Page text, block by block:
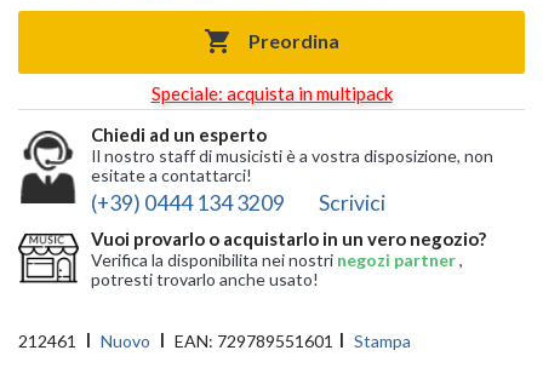
 Preordina
Speciale: acquista in multipack
Chiedi ad un esperto
Il nostro staff di musicisti è a vostra disposizione, non
esitate a contattarci!
(+39) 0444 134 3209 Scrivici
Vuoi provarlo o acquistarlo in un vero negozio?
Verifica la disponibilita nei nostri negozi partner,
potresti trovarlo anche usato!
212461 Nuovo EAN: 729789551601 Stampa